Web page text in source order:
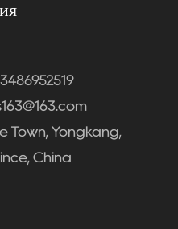
Town, Yongkang,
China